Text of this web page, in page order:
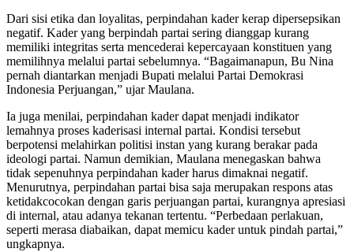
Dari sisi etika dan loyalitas, perpindahan kader kerap dipersepsikan
negatif. Kader yang berpindah partai sering dianggap kurang
memiliki integritas serta mencederai kepercayaan konstituen yang
memilihnya melalui partai sebelumnya. “Bagaimanapun, Bu Nina
pernah diantarkan menjadi Bupati melalui Partai Demokrasi
Indonesia Perjuangan,” ujar Maulana.
Ia juga menilai, perpindahan kader dapat menjadi indikator
lemahnya proses kaderisasi internal partai. Kondisi tersebut
berpotensi melahirkan politisi instan yang kurang berakar pada
ideologi partai. Namun demikian, Maulana menegaskan bahwa
tidak sepenuhnya perpindahan kader harus dimaknai negatif.
Menurutnya, perpindahan partai bisa saja merupakan respons atas
ketidakcocokan dengan garis perjuangan partai, kurangnya apresiasi
di internal, atau adanya tekanan tertentu. “Perbedaan perlakuan,
seperti merasa diabaikan, dapat memicu kader untuk pindah partai,”
ungkapnya.